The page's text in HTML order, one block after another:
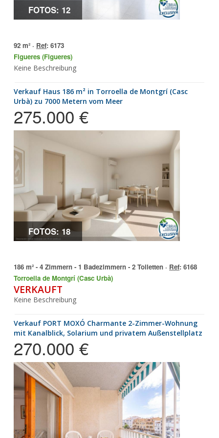
FOTOS: 12
92 m² · Ref: 6173
Figueres (Figueres)
Keine Beschreibung
Verkauf Haus 186 m² in Torroella de Montgrí (Casc
Urbà) zu 7000 Metern vom Meer
275.000 €
FOTOS: 18
186 m² - 4 Zimmern - 1 Badezimmern - 2 Toiletten · Ref: 6168
Torroella de Montgrí (Casc Urbà)
VERKAUFT
Keine Beschreibung
Verkauf PORT MOXÓ Charmante 2-Zimmer-Wohnung
mit Kanalblick, Solarium und privatem Außenstellplatz
270.000 €